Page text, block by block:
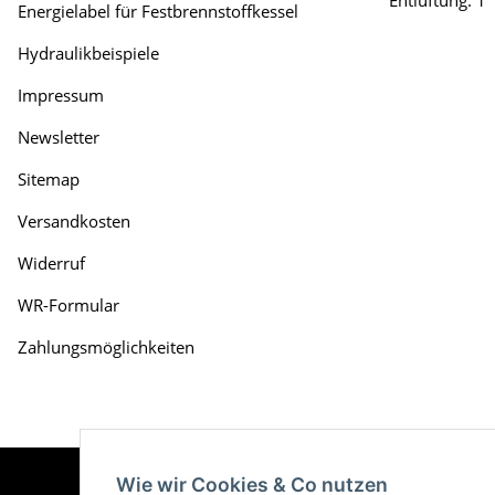
Energielabel für Festbrennstoffkessel
Hydraulikbeispiele
Impressum
Newsletter
Sitemap
Versandkosten
Widerruf
WR-Formular
Zahlungsmöglichkeiten
Wie wir Cookies & Co nutzen